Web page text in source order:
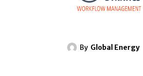
By Global Energy